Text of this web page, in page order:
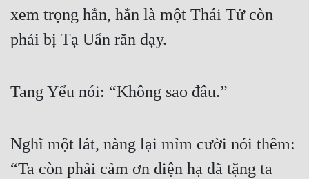
xem trọng hắn, hắn là một Thái Tử còn
phải bị Tạ Uẩn răn dạy.
Tang Yểu nói: “Không sao đâu.”
Nghĩ một lát, nàng lại mỉm cười nói thêm:
“Ta còn phải cảm ơn điện hạ đã tặng ta